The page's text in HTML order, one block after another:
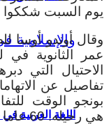
اللغة العربية
يوم السبت شككوا
وقال أوندو أوسا
عمر الثانوية في
الاحتيال التي
تفاصيل عن
بونجو الوقت
هي رحيله. 60 عاما في السلطة أكثر من اللازم”.